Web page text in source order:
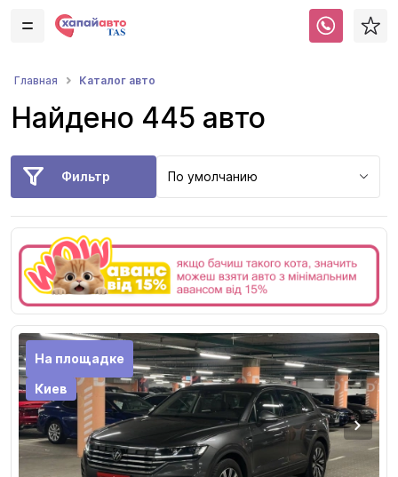
Главная Каталог авто
Найдено 445 авто
Фильтр По умолчанию
На площадке
Киев